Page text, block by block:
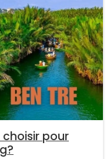
choisir pour